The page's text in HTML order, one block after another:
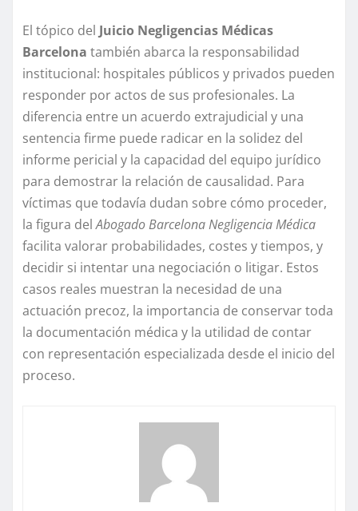
El tópico del Juicio Negligencias Médicas
Barcelona también abarca la responsabilidad
institucional: hospitales públicos y privados pueden
responder por actos de sus profesionales. La
diferencia entre un acuerdo extrajudicial y una
sentencia firme puede radicar en la solidez del
informe pericial y la capacidad del equipo jurídico
para demostrar la relación de causalidad. Para
víctimas que todavía dudan sobre cómo proceder,
la figura delAbogado Barcelona Negligencia Médica
facilita valorar probabilidades, costes y tiempos, y
decidir si intentar una negociación o litigar. Estos
casos reales muestran la necesidad de una
actuación precoz, la importancia de conservar toda
la documentación médica y la utilidad de contar
con representación especializada desde el inicio del
proceso.